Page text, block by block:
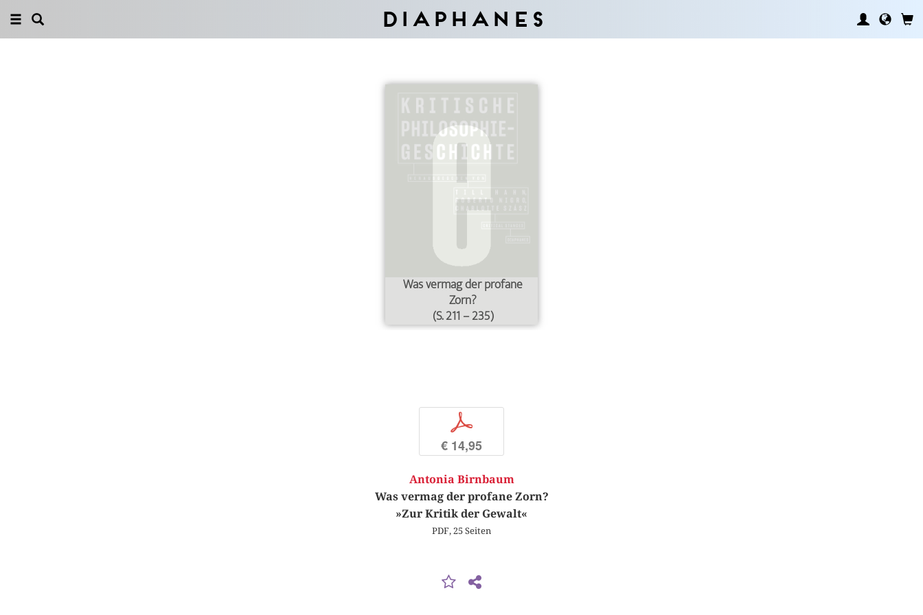
Diaphanes
Was vermag der profane
Zorn?
(S. 211 – 235)
p
€ 14,95
Antonia Birnbaum
Was vermag der profane Zorn?
»Zur Kritik der Gewalt«
PDF, 25 Seiten